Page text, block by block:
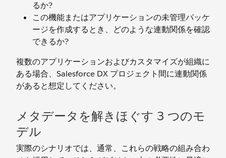
るか?
この機能またはアプリケーションの未管理パッケ
ージを作成するとき、どのような連動関係を確認
できるか?
複数のアプリケーションおよびカスタマイズが組織に
ある場合、Salesforce DX プロジェクト間に連動関係
があると想定してください。
メタデータを解きほぐす 3 つのモ
デル
実際のシナリオでは、通常、これらの戦略の組み合わ